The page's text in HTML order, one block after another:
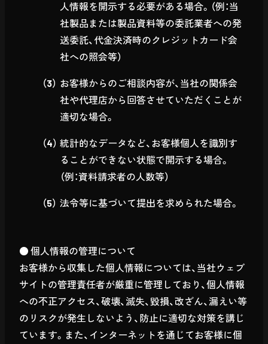
人情報を開示する必要がある場合。（例：当
社製品または製品資料等の委託業者への発
送委託、代金決済時のクレジットカード会
社への照会等）
お客様からのご相談内容が、当社の関係会
社や代理店から回答させていただくことが
適切な場合。
統計的なデータなど、お客様個人を識別す
ることができない状態で開示する場合。
（例：資料請求者の人数等）
法令等に基づいて提出を求められた場合。
● 個人情報の管理について
お客様から収集した個人情報については、当社ウェブ
サイトの管理責任者が厳重に管理しており、個人情報
への不正アクセス、破壊、滅失、毀損、改ざん、漏えい等
のリスクが発生しないよう、防止に適切な対策を講じ
ています。また、インターネットを通じてお客様に個